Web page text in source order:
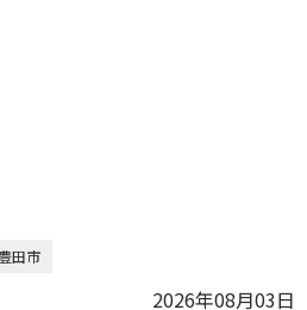
豊田市
2026年08月03日